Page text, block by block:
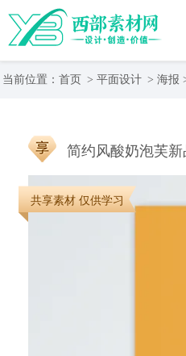
当前位置： 首页 > 平面设计 > 海报
简约风酸奶泡芙
共享素材 仅供学习